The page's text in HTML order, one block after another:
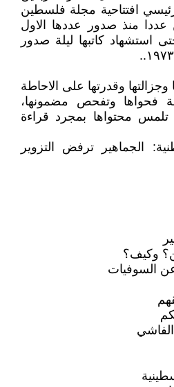
افتتاحية مجلة فلسطين
عددا منذ صدور عددها الاول
حزيران ١٩٧٢ وحتى استشهاد كاتبها ليلة صدور
وجزالتها وقدرتها على الاحاطة
فحواها وتفحص مضمونها،
محتواها بمجرد قراءة
الجماهير ترفض التزوير
وكيف؟
عن السوفيات